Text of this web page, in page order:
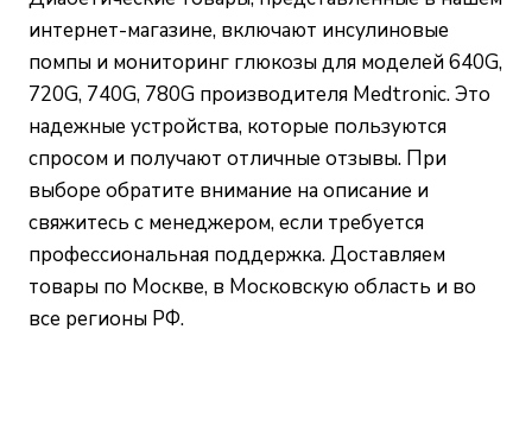
интернет-магазине, включают инсулиновые
помпы и мониторинг глюкозы для моделей 640G,
720G, 740G, 780G производителя Medtronic. Это
надежные устройства, которые пользуются
спросом и получают отличные отзывы. При
выборе обратите внимание на описание и
свяжитесь с менеджером, если требуется
профессиональная поддержка. Доставляем
товары по Москве, в Московскую область и во
все регионы РФ.